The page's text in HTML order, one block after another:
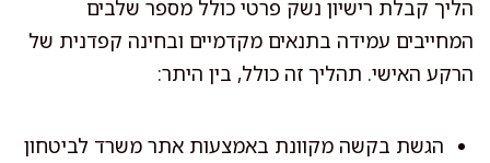
הליך קבלת רישיון נשק פרטי כולל מספר שלבים
המחייבים עמידה בתנאים מקדמיים ובחינה קפדנית של
הרקע האישי. תהליך זה כולל, בין היתר:
הגשת בקשה מקוונת באמצעות אתר משרד לביטחון